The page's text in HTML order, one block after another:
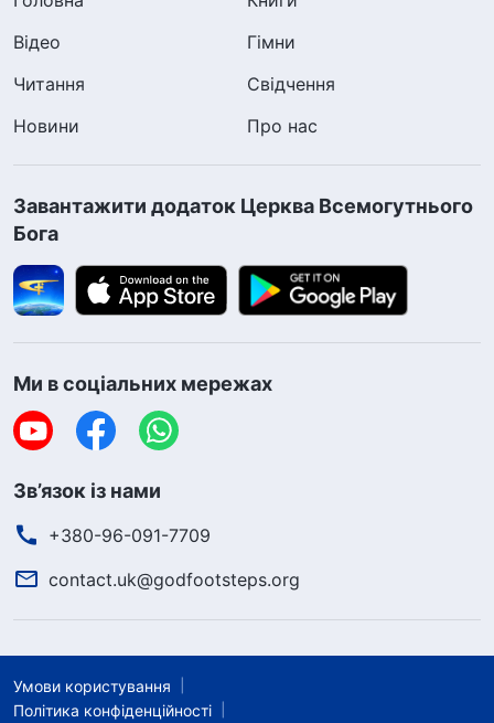
Відео
Гімни
Читання
Свідчення
Новини
Про нас
Завантажити додаток Церква Всемогутнього
Бога
Ми в соціальних мережах
Зв’язок із нами
+380-96-091-7709
contact.uk@godfootsteps.org
Умови користування
Політика конфіденційності